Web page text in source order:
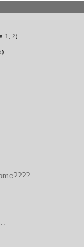
1 2)
)